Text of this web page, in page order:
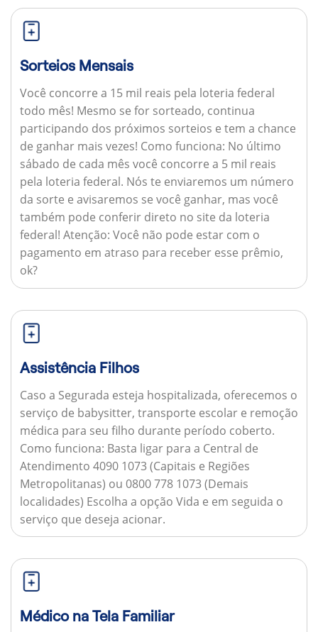
Sorteios Mensais
Você concorre a 15 mil reais pela loteria federal
todo mês! Mesmo se for sorteado, continua
participando dos próximos sorteios e tem a chance
de ganhar mais vezes! Como funciona: No último
sábado de cada mês você concorre a 5 mil reais
pela loteria federal. Nós te enviaremos um número
da sorte e avisaremos se você ganhar, mas você
também pode conferir direto no site da loteria
federal! Atenção: Você não pode estar com o
pagamento em atraso para receber esse prêmio,
ok?
Assistência Filhos
Caso a Segurada esteja hospitalizada, oferecemos o
serviço de babysitter, transporte escolar e remoção
médica para seu filho durante período coberto.
Como funciona: Basta ligar para a Central de
Atendimento 4090 1073 (Capitais e Regiões
Metropolitanas) ou 0800 778 1073 (Demais
localidades) Escolha a opção Vida e em seguida o
serviço que deseja acionar.
Médico na Tela Familiar